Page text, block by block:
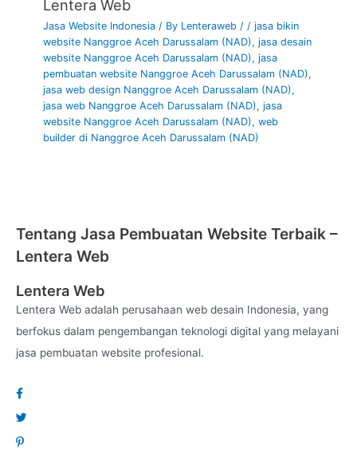
pembuatan website landing page Banten, jasa landing page
umkm Banten, jasa web murah Banten, jasa pembuatan
website marketplace Banten, jasa pengelolaan website
Banten, harga buat website ecommerce Banten, web design
murah Banten, jasa website design Banten, web replika
Banten, jasa pembuatan website mlm Banten, it konsultan
Banten, jasa pembuatan situs website Banten, layanan
Lentera Web terbentuk dari tim marketing digital yang
berpengalaman dan profesional di bidangnya, jadi Anda tidak
perlu ragu lagi terhadap kinerja kami. Profesional dan
Segera serahkan kebutuhan website Anda anda pada kami.
Hasil 100% profesional namun tetap dengan harga yang
Lentera Web
Jasa Website Indonesia / By Lenteraweb//jasa bikin
website Nanggroe Aceh Darussalam (NAD),jasa desain
website Nanggroe Aceh Darussalam (NAD),jasa
pembuatan website Nanggroe Aceh Darussalam (NAD),
jasa web design Nanggroe Aceh Darussalam (NAD),
jasa web Nanggroe Aceh Darussalam (NAD),jasa
website Nanggroe Aceh Darussalam (NAD),web
builder di Nanggroe Aceh Darussalam (NAD)
Tentang Jasa Pembuatan Website Terbaik –
Lentera Web
Lentera Web
Lentera Web adalah perusahaan web desain Indonesia, yang
berfokus dalam pengembangan teknologi digital yang melayani
jasa pembuatan website profesional.